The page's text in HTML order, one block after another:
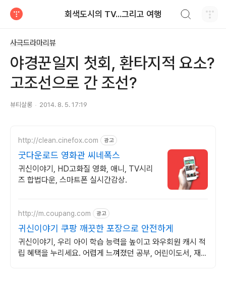
회색도시의 TV...그리고 여행
사극드라마리뷰
야경꾼일지 첫회, 환타지적 요소?
고조선으로 간 조선?
뷰티살롱 2014. 8. 5. 17:19
http://clean.cinefox.com 광고
굿다운로드 영화관 씨네폭스
귀신이야기, HD고화질 영화, 애니, TV시리
즈 합법다운, 스마트폰 실시간감상.
http://m.coupang.com 광고
귀신이야기 쿠팡 깨끗한 포장으로 안전하게
귀신이야기, 우리 아이 학습 능력을 높이고 와우회원 캐시 적
립 혜택을 누리세요. 어렵게 느껴졌던 공부, 어린이도서, 재미